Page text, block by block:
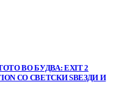
ВО БУДВА: EXIT 2
СО СВЕТСКИ ЅВЕЗДИ И